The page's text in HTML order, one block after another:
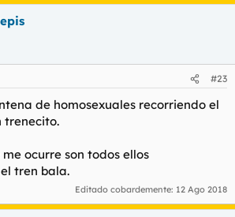
#23
de homosexuales recorriendo el
trenecito.
ocurre son todos ellos
tren bala.
Editado cobardemente: 12 Ago 2018